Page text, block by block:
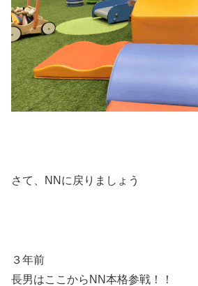
さて、NNに戻りましょう
３年前
長男はここからNN本格参戦！！